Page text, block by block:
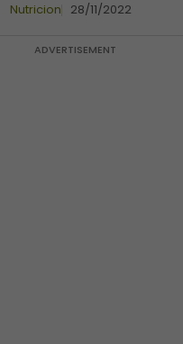
Nutricion 28/11/2022